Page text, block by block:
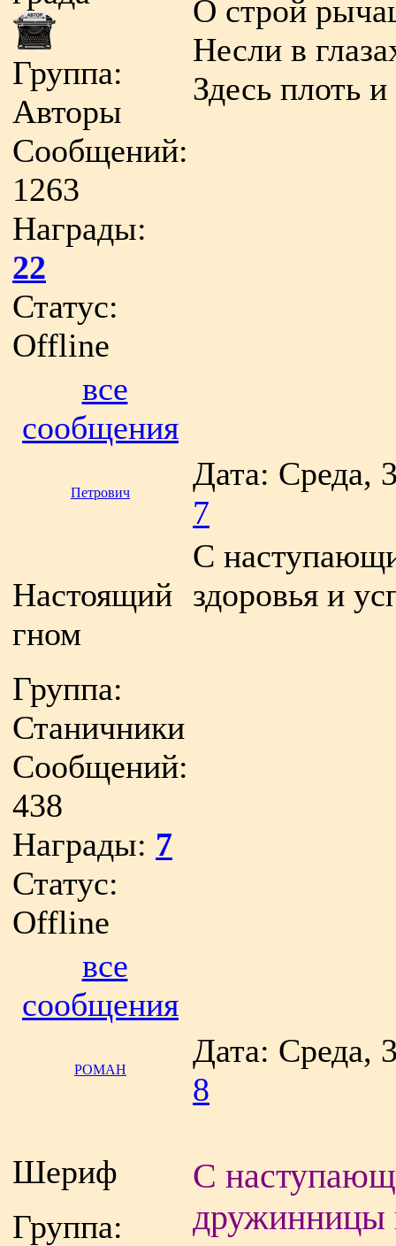
Группа:
Авторы
Сообщений:
1263
Награды:
22
Статус:
Offline
О строй
Несли в
Здесь плоть
все
сообщения
Петрович
Дата: Среда,
7
Настоящий
гном
Группа:
Станичники
Сообщений:
438
Награды: 7
Статус:
Offline
С
здоровья и
все
сообщения
РОМАН
Дата: Среда,
8
Шериф
Группа:
С
дружинницы